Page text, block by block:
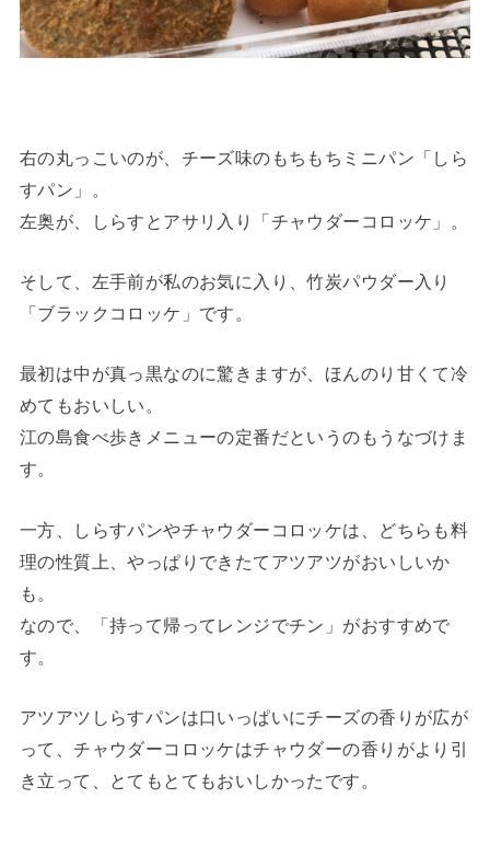
右の丸っこいのが、チーズ味のもちもちミニパン「しら
すパン」。
左奥が、しらすとアサリ入り「チャウダーコロッケ」。
そして、左手前が私のお気に入り、竹炭パウダー入り
「ブラックコロッケ」です。
最初は中が真っ黒なのに驚きますが、ほんのり甘くて冷
めてもおいしい。
江の島食べ歩きメニューの定番だというのもうなづけま
す。
一方、しらすパンやチャウダーコロッケは、どちらも料
理の性質上、やっぱりできたてアツアツがおいしいか
も。
なので、「持って帰ってレンジでチン」がおすすめで
す。
アツアツしらすパンは口いっぱいにチーズの香りが広が
って、チャウダーコロッケはチャウダーの香りがより引
き立って、とてもとてもおいしかったです。